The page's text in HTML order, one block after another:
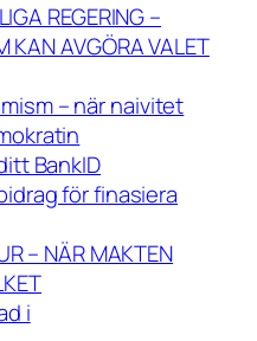
REGERING –
KAN AVGÖRA VALET
– när naivitet
BankID
för finasiera
– NÄR MAKTEN
i